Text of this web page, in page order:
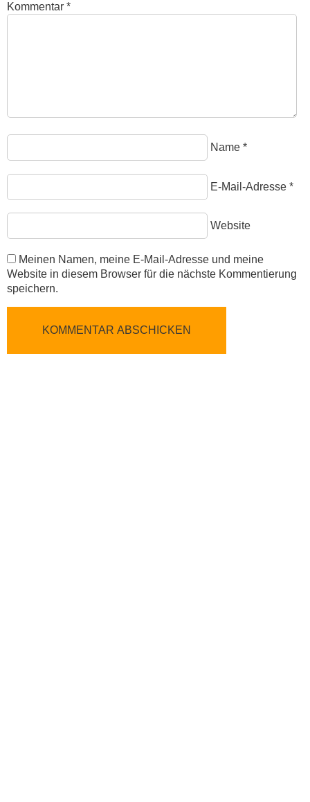
Kommentar *
Name *
E-Mail-Adresse *
Website
Meinen Namen, meine E-Mail-Adresse und meine
Website in diesem Browser für die nächste Kommentierung
speichern.